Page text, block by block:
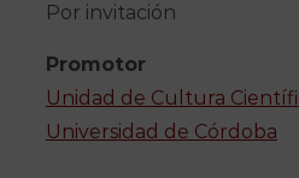
Por invitación
Promotor
Unidad de Cultura
Universidad de Córdoba